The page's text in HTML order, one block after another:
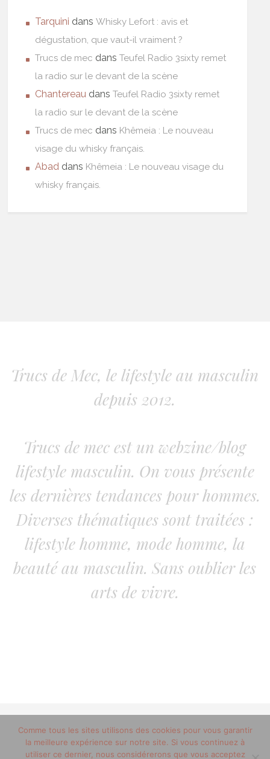
Tarquini dansWhisky Lefort : avis et
dégustation, que vaut-il vraiment ?
Trucs de mec dansTeufel Radio 3sixty remet
la radio sur le devant de la scène
Chantereau dansTeufel Radio 3sixty remet
la radio sur le devant de la scène
Trucs de mec dans Khêmeia : Le nouveau
visage du whisky français.
Abad dans Khêmeia : Le nouveau visage du
whisky français.
Trucs de Mec, le lifestyle au masculin
depuis 2012.
Trucs de mec est un webzine/blog
lifestyle masculin. On vous présente
les dernières tendances pour hommes.
Diverses thématiques sont traitées :
lifestyle homme, mode homme, la
beauté au masculin. Sans oublier les
arts de vivre.
© 2012-2020 copyright trucsdemec.fr - blog lifestyle
masculin/Tous droits réservés
Comme tous les sites utilisons des cookies pour vous garantir
la meilleure expérience sur notre site. Si vous continuez à
utiliser ce dernier, nous considérerons que vous acceptez